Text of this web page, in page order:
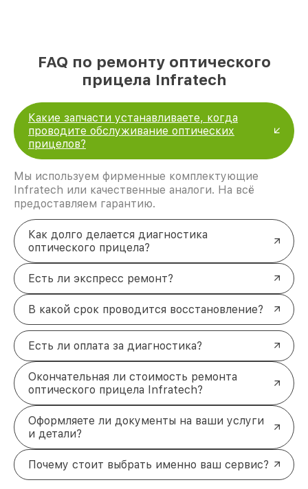
FAQ по ремонту оптического
прицела Infratech
Какие запчасти устанавливаете, когда
проводите обслуживание оптических
прицелов?
Мы используем фирменные комплектующие
Infratech или качественные аналоги. На всё
предоставляем гарантию.
Как долго делается диагностика
оптического прицела?
Есть ли экспресс ремонт?
В какой срок проводится восстановление?
Есть ли оплата за диагностика?
Окончательная ли стоимость ремонта
оптического прицела Infratech?
Оформляете ли документы на ваши услуги
и детали?
Почему стоит выбрать именно ваш сервис?